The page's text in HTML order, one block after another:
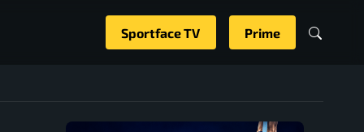
Sportface TV Prime